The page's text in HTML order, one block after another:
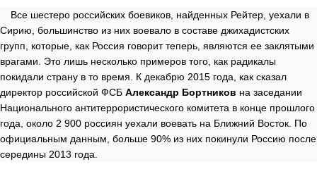
Все шестеро российских боевиков, найденных Рейтер, уехали в
Сирию, большинство из них воевало в составе джихадистских
групп, которые, как Россия говорит теперь, являются ее заклятыми
врагами. Это лишь несколько примеров того, как радикалы
покидали страну в то время. К декабрю 2015 года, как сказал
директор российской ФСБ Александр Бортников на заседании
Национального антитеррористического комитета в конце прошлого
года, около 2 900 россиян уехали воевать на Ближний Восток. По
официальным данным, больше 90% из них покинули Россию после
середины 2013 года.